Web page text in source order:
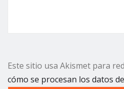
Este sitio usa Akismet para
cómo se procesan los datos